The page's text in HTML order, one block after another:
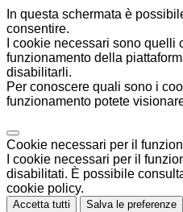
In questa schermata è
consentire.
I cookie necessari sono quelli
funzionamento della
disabilitarli.
Per conoscere quali sono i
funzionamento potete
Cookie necessari per il
I cookie necessari per il
disabilitati. È possibile
cookie policy.
Accetta tutti Salva le preferenze